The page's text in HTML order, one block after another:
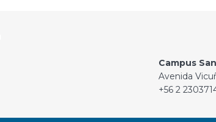
Campus
Avenida
+56 2